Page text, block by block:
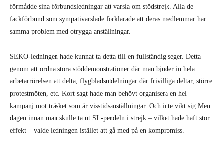
förmådde sina förbundsledningar att varsla om stödstrejk. Alla de
fackförbund som sympativarslade förklarade att deras medlemmar har
samma problem med otrygga anställningar.
SEKO-ledningen hade kunnat ta detta till en fullständig seger. Detta
genom att ordna stora stöddemonstrationer där man bjuder in hela
arbetarrörelsen att delta, flygbladsutdelningar där frivilliga deltar, större
protestmöten, etc. Kort sagt hade man behövt organisera en hel
kampanj mot träsket som är visstidsanställningar. Och inte vikt sig.Men
dagen innan man skulle ta ut SL-pendeln i strejk – vilket hade haft stor
effekt – valde ledningen istället att gå med på en kompromiss.